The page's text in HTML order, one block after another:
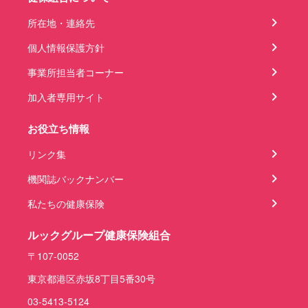
所在地・連絡先
個人情報保護方針
事業所担当者コーナー
加入者専用サイト
お役立ち情報
リンク集
機関誌バックナンバー
私たちの健康保険
ルックグループ健康保険組合
〒107-0052
東京都港区赤坂8丁目5番30号
03-5413-5124